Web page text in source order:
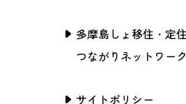
多摩島しょ移住・定
つながりネットワーク
サイトポリシー